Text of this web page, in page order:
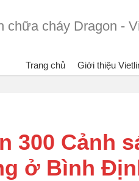
Trang chủ Giới thiệu
300 Cảnh
ở Bình